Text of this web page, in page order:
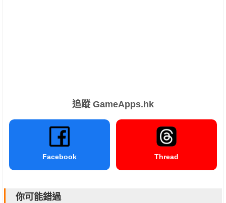
追蹤 GameApps.hk
Facebook Thread
你可能錯過